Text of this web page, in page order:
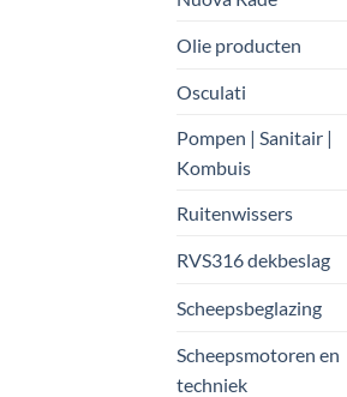
Olie producten
Osculati
Pompen | Sanitair |
Kombuis
Ruitenwissers
RVS316 dekbeslag
Scheepsbeglazing
Scheepsmotoren en
techniek